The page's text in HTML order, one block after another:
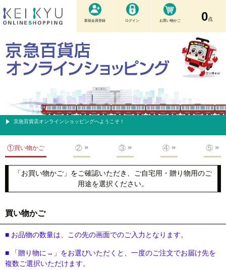
新規会員登録 ログイン お買い物かご 0点
京急百貨店オンラインショッピングへようこそ！
①買い物かご ② ③ ④ ⑤
「お買い物かご」をご確認いただき、ご自宅用・贈り物用のご
用途を選択ください。
買い物かご
■ お品物の数量は、この先の画面でのご入力となります。
■ 「贈り物に→」をお選びいただくと、一度のご注文でお届け先を
複数ご選択いただけます。